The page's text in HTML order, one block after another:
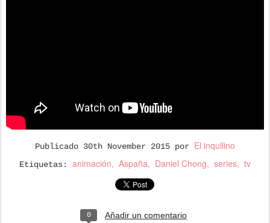
Publicado 30th November 2015 por El inquilino
Etiquetas: animación Aspaña Daniel Chong series tv
0 Añadir un comentario